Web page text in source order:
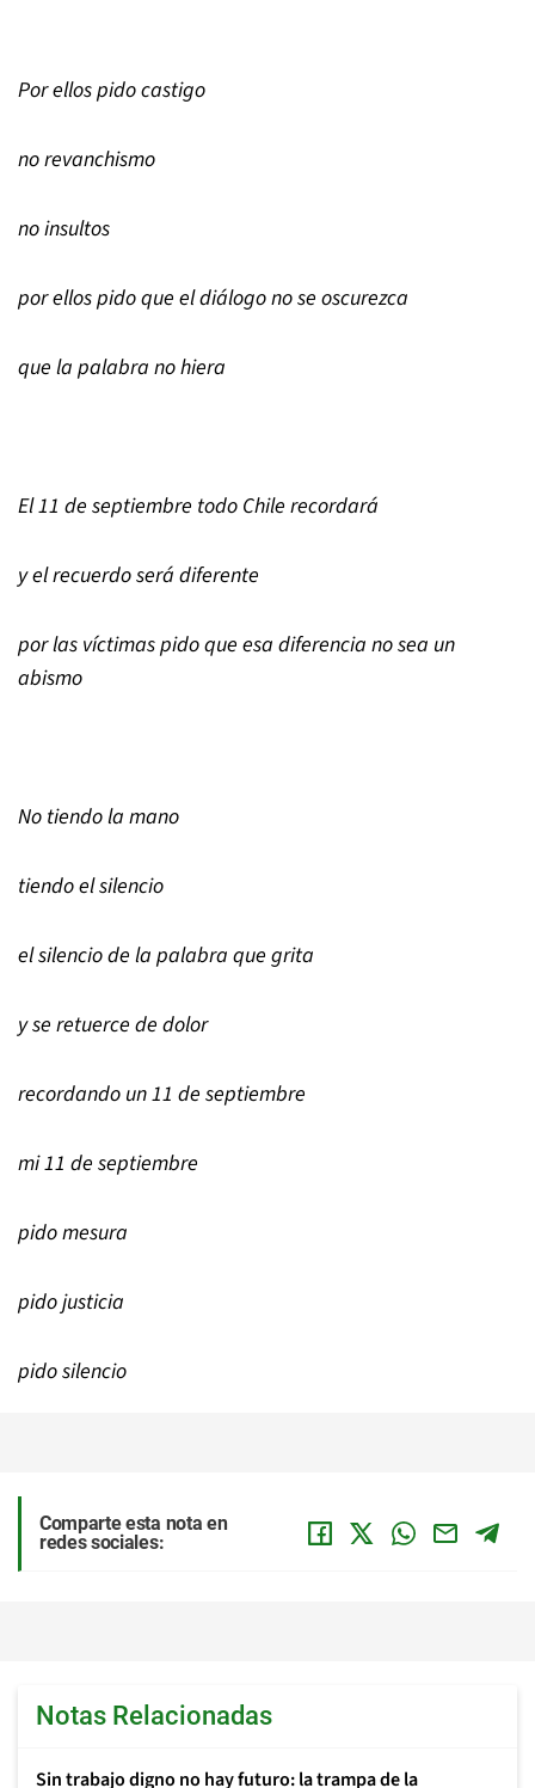
Por ellos pido castigo
no revanchismo
no insultos
por ellos pido que el diálogo no se oscurezca
que la palabra no hiera
El 11 de septiembre todo Chile recordará
y el recuerdo será diferente
por las víctimas pido que esa diferencia no sea un
abismo
No tiendo la mano
tiendo el silencio
el silencio de la palabra que grita
y se retuerce de dolor
recordando un 11 de septiembre
mi 11 de septiembre
pido mesura
pido justicia
pido silencio
Comparte esta nota en
redes sociales:
Notas Relacionadas
Sin trabajo digno no hay futuro: la trampa de la